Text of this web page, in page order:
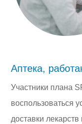
Аптека,
Участники плана
воспользоваться
доставки